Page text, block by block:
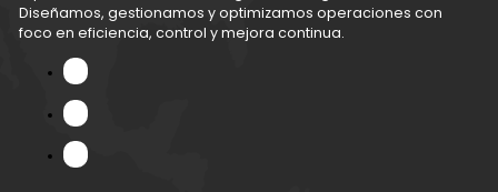
Diseñamos, gestionamos y optimizamos operaciones con
foco en eficiencia, control y mejora continua.